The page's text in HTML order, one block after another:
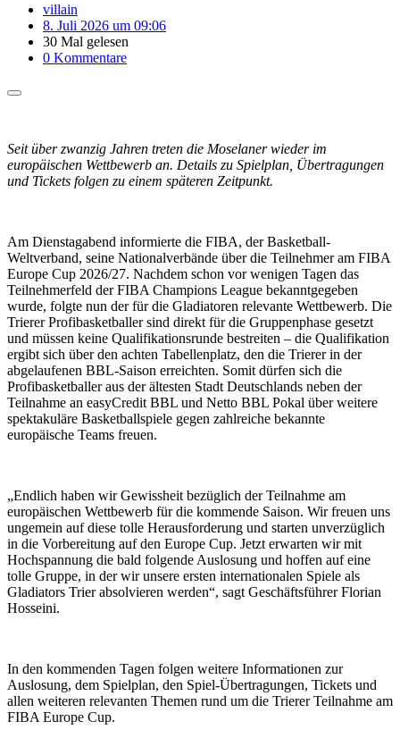
villain
8. Juli 2026 um 09:06
30 Mal gelesen
0 Kommentare
Seit über zwanzig Jahren treten die Moselaner wieder im
europäischen Wettbewerb an. Details zu Spielplan, Übertragungen
und Tickets folgen zu einem späteren Zeitpunkt.
Am Dienstagabend informierte die FIBA, der Basketball-
Weltverband, seine Nationalverbände über die Teilnehmer am FIBA
Europe Cup 2026/27. Nachdem schon vor wenigen Tagen das
Teilnehmerfeld der FIBA Champions League bekanntgegeben
wurde, folgte nun der für die Gladiatoren relevante Wettbewerb. Die
Trierer Profibasketballer sind direkt für die Gruppenphase gesetzt
und müssen keine Qualifikationsrunde bestreiten – die Qualifikation
ergibt sich über den achten Tabellenplatz, den die Trierer in der
abgelaufenen BBL-Saison erreichten. Somit dürfen sich die
Profibasketballer aus der ältesten Stadt Deutschlands neben der
Teilnahme an easyCredit BBL und Netto BBL Pokal über weitere
spektakuläre Basketballspiele gegen zahlreiche bekannte
europäische Teams freuen.
„Endlich haben wir Gewissheit bezüglich der Teilnahme am
europäischen Wettbewerb für die kommende Saison. Wir freuen uns
ungemein auf diese tolle Herausforderung und starten unverzüglich
in die Vorbereitung auf den Europe Cup. Jetzt erwarten wir mit
Hochspannung die bald folgende Auslosung und hoffen auf eine
tolle Gruppe, in der wir unsere ersten internationalen Spiele als
Gladiators Trier absolvieren werden“, sagt Geschäftsführer Florian
Hosseini.
In den kommenden Tagen folgen weitere Informationen zur
Auslosung, dem Spielplan, den Spiel-Übertragungen, Tickets und
allen weiteren relevanten Themen rund um die Trierer Teilnahme am
FIBA Europe Cup.